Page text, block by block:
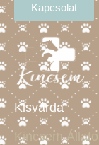
Kapcsolat
Kisvárda
Kincsem